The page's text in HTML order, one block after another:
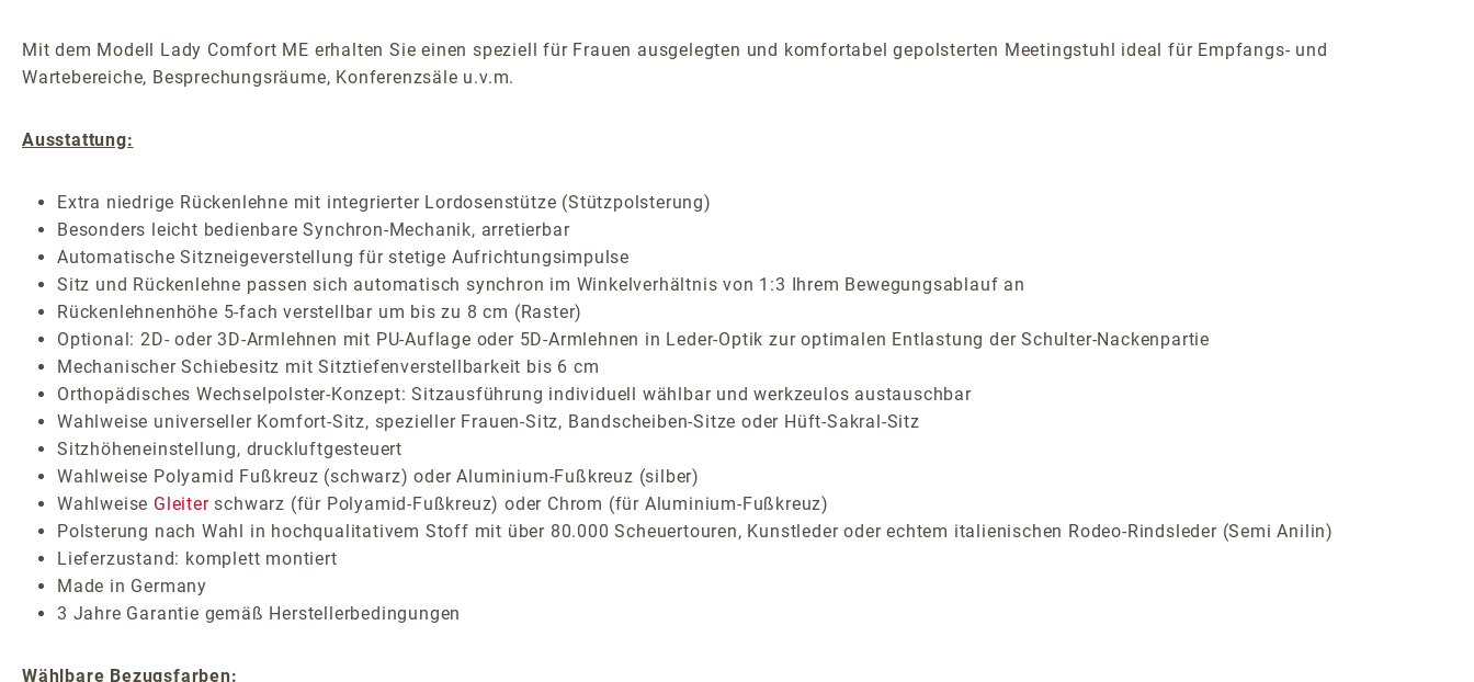
Mit dem Modell Lady Comfort ME erhalten Sie einen speziell für Frauen ausgelegten und komfortabel gepolsterten Meetingstuhl ideal für Empfangs- und
Wartebereiche, Besprechungsräume, Konferenzsäle u.v.m.
Ausstattung:
Extra niedrige Rückenlehne mit integrierter Lordosenstütze (Stützpolsterung)
Besonders leicht bedienbare Synchron-Mechanik, arretierbar
Automatische Sitzneigeverstellung für stetige Aufrichtungsimpulse
Sitz und Rückenlehne passen sich automatisch synchron im Winkelverhältnis von 1:3 Ihrem Bewegungsablauf an
Rückenlehnenhöhe 5-fach verstellbar um bis zu 8 cm (Raster)
Optional: 2D- oder 3D-Armlehnen mit PU-Auflage oder 5D-Armlehnen in Leder-Optik zur optimalen Entlastung der Schulter-Nackenpartie
Mechanischer Schiebesitz mit Sitztiefenverstellbarkeit bis 6 cm
Orthopädisches Wechselpolster-Konzept: Sitzausführung individuell wählbar und werkzeulos austauschbar
Wahlweise universeller Komfort-Sitz, spezieller Frauen-Sitz, Bandscheiben-Sitze oder Hüft-Sakral-Sitz
Sitzhöheneinstellung, druckluftgesteuert
Wahlweise Polyamid Fußkreuz (schwarz) oder Aluminium-Fußkreuz (silber)
Wahlweise Gleiterschwarz (für Polyamid-Fußkreuz) oder Chrom (für Aluminium-Fußkreuz)
Polsterung nach Wahl in hochqualitativem Stoff mit über 80.000 Scheuertouren, Kunstleder oder echtem italienischen Rodeo-Rindsleder (Semi Anilin)
Lieferzustand: komplett montiert
Made in Germany
3 Jahre Garantie gemäß Herstellerbedingungen
Wählbare Bezugsfarben: